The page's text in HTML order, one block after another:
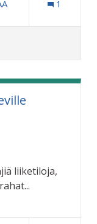
1
liiketiloja,
ja kulttuuri